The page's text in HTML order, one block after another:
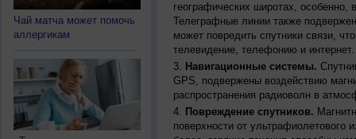
Чай матча может помочь
аллергикам
географических широтах,
Телеграфные линии также
может повредить спутники связи,
телевидение, телефонию и интернет.
Навигационные системы.
GPS, подвержены воздействию
распространения радиоволн в
Повреждение спутников.
поверхности от ультрафиолетового